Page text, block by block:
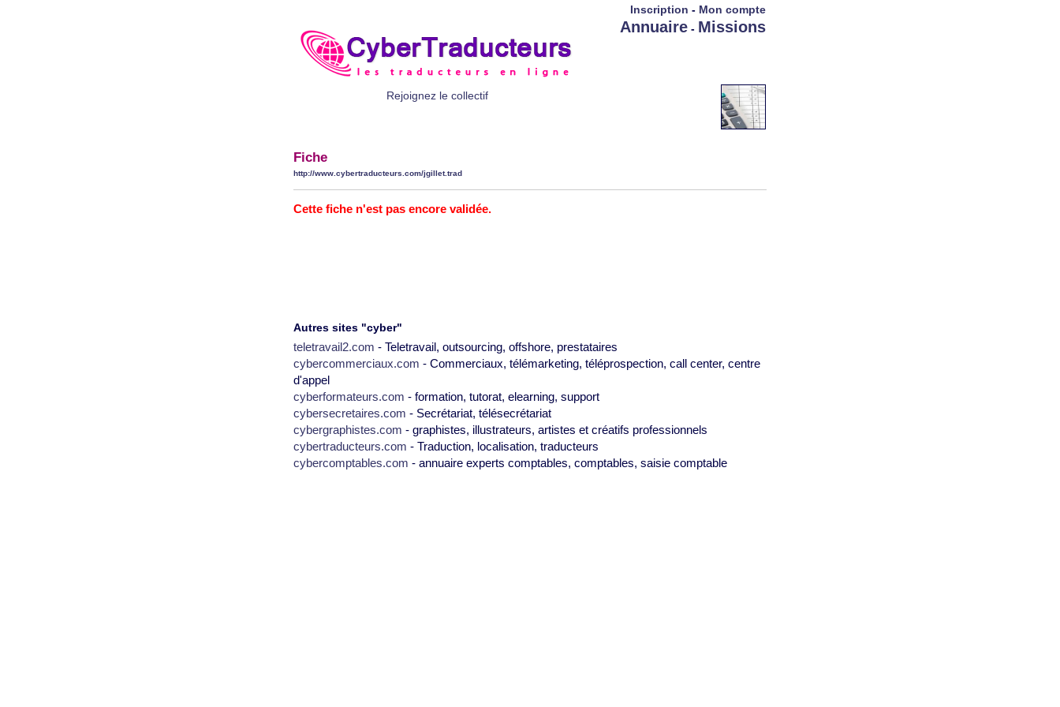
Rejoignez le collectif
Inscription - Mon compte
Annuaire - Missions
Fiche
http://www.cybertraducteurs.com/jgillet.trad
Cette fiche n'est pas encore validée.
Autres sites "cyber"
teletravail2.com - Teletravail, outsourcing, offshore, prestataires
cybercommerciaux.com - Commerciaux, télémarketing, téléprospection, call center, centre
d'appel
cyberformateurs.com - formation, tutorat, elearning, support
cybersecretaires.com - Secrétariat, télésecrétariat
cybergraphistes.com - graphistes, illustrateurs, artistes et créatifs professionnels
cybertraducteurs.com - Traduction, localisation, traducteurs
cybercomptables.com - annuaire experts comptables, comptables, saisie comptable